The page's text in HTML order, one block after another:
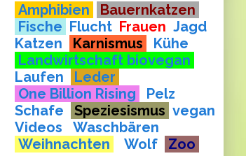
​​​​​​​ Amphibien
Bauernkatzen
Fische Flucht Frauen Jagd
Katzen
Karnismus
Kühe
Landwirtschaft biovegan
Laufen
Leder
One Billion Rising
Pelz
Schafe
Speziesismus vegan
Videos
Waschbären
Weihnachten
Wolf Zoo